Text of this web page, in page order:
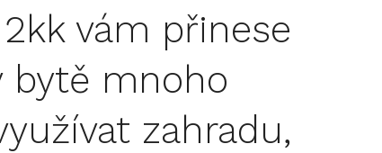
vám přinese
bytě mnoho
zahradu,